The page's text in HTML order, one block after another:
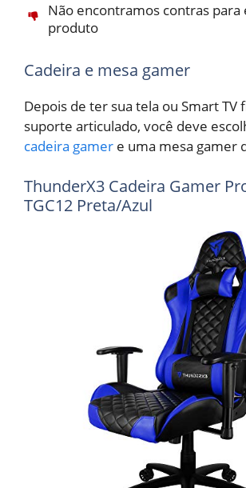
Não encontramos contras para
produto
Cadeira e mesa gamer
Depois de ter sua tela ou Smart TV
suporte articulado, você deve
cadeira gamer e uma mesa gamer
ThunderX3 Cadeira Gamer
TGC12 Preta/Azul